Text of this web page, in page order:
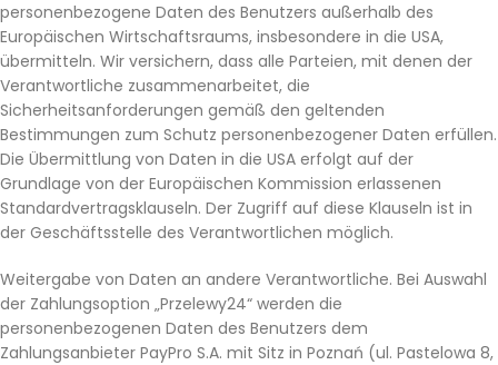
personenbezogene Daten des Benutzers außerhalb des
Europäischen Wirtschaftsraums, insbesondere in die USA,
übermitteln. Wir versichern, dass alle Parteien, mit denen der
Verantwortliche zusammenarbeitet, die
Sicherheitsanforderungen gemäß den geltenden
Bestimmungen zum Schutz personenbezogener Daten erfüllen.
Die Übermittlung von Daten in die USA erfolgt auf der
Grundlage von der Europäischen Kommission erlassenen
Standardvertragsklauseln. Der Zugriff auf diese Klauseln ist in
der Geschäftsstelle des Verantwortlichen möglich.
Weitergabe von Daten an andere Verantwortliche. Bei Auswahl
der Zahlungsoption „Przelewy24“ werden die
personenbezogenen Daten des Benutzers dem
Zahlungsanbieter PayPro S.A. mit Sitz in Poznań (ul. Pastelowa 8,